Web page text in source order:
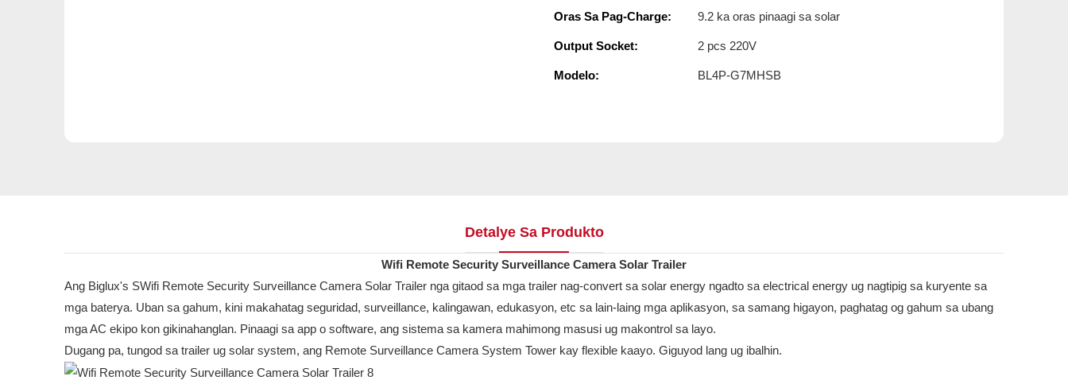
Oras Sa Pag-Charge: 9.2 ka oras pinaagi sa solar
Output Socket: 2 pcs 220V
Modelo: BL4P-G7MHSB
Detalye Sa Produkto
Wifi Remote Security Surveillance Camera Solar Trailer
Ang Biglux's SWifi Remote Security Surveillance Camera Solar Trailer nga gitaod sa mga trailer nag-convert sa solar energy ngadto sa electrical energy ug nagtipig sa kuryente sa
mga baterya. Uban sa gahum, kini makahatag seguridad, surveillance, kalingawan, edukasyon, etc sa lain-laing mga aplikasyon, sa samang higayon, paghatag og gahum sa ubang
mga AC ekipo kon gikinahanglan. Pinaagi sa app o software, ang sistema sa kamera mahimong masusi ug makontrol sa layo.
Dugang pa, tungod sa trailer ug solar system, ang Remote Surveillance Camera System Tower kay flexible kaayo. Giguyod lang ug ibalhin.